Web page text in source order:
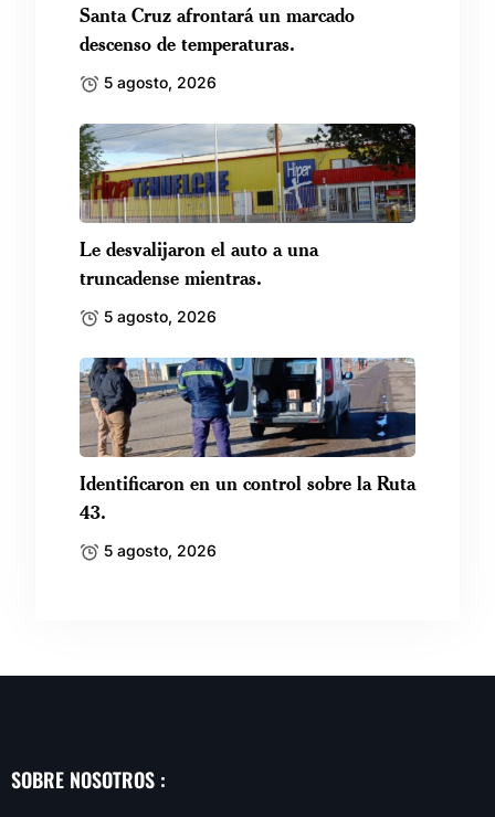
Santa Cruz afrontará un marcado
descenso de temperaturas.
5 agosto, 2026
Le desvalijaron el auto a una
truncadense mientras.
5 agosto, 2026
Identificaron en un control sobre la Ruta
43.
5 agosto, 2026
SOBRE NOSOTROS :